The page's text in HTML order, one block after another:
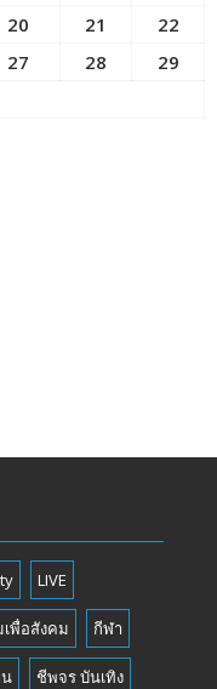
20 21
22
27 28
29
LIVE
พื่อสังคม กีฬา
ชีพจร บันเทิง